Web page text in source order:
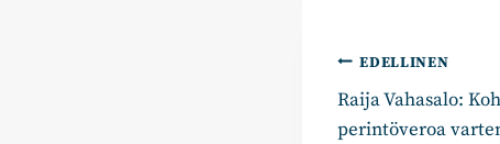
Artikkelien
selaus
EDELLINEN
Raija Vahasalo:
perintöveroa